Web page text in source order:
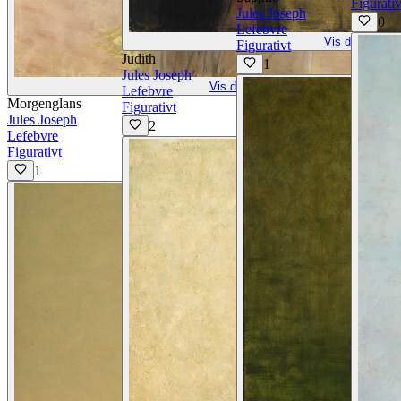
Vis detaljer
Morgenglans
Jules Joseph
Lefebvre
Figurativt
1
Vis detaljer
Judith
Jules Joseph
Lefebvre
Figurativt
2
Jules Joseph
Lefebvre
Figurativt
1
0